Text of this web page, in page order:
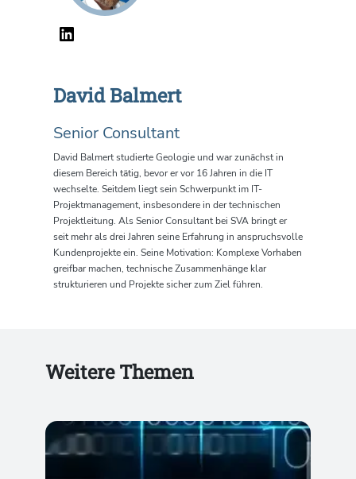
David Balmert
Senior Consultant
David Balmert studierteGeologieund war zunächst in
diesem Bereich tätig, bevor er vor 16 Jahren in die IT
wechselte. Seitdem liegt sein Schwerpunkt im IT-
Projektmanagement, insbesondere in dertechnischen
Projektleitung. AlsSenior Consultantbei SVAbringt er
seit mehr als drei Jahren seine Erfahrung in anspruchsvolle
Kundenprojekte ein. Seine Motivation: Komplexe Vorhaben
greifbar machen, technische Zusammenhänge klar
strukturieren und Projekte sicher zum Ziel führen.
Weitere Themen